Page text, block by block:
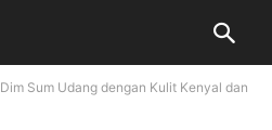
Sum Udang dengan Kulit Kenyal dan